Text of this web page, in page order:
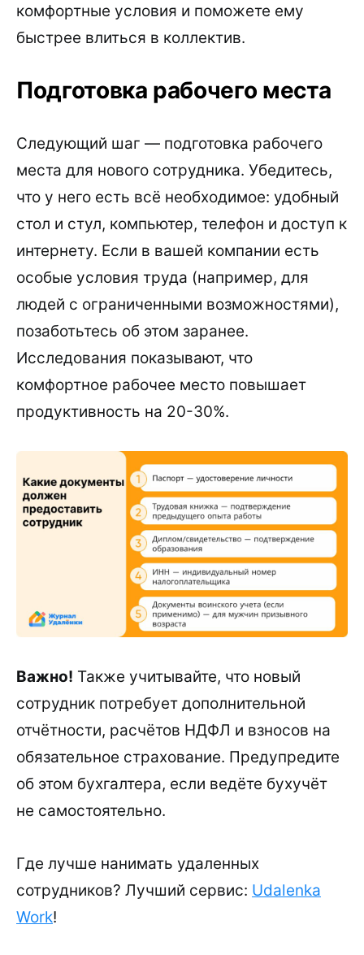
комфортные условия и поможете ему
быстрее влиться в коллектив.
Подготовка рабочего места
Следующий шаг — подготовка рабочего
места для нового сотрудника. Убедитесь,
что у него есть всё необходимое: удобный
стол и стул, компьютер, телефон и доступ к
интернету. Если в вашей компании есть
особые условия труда (например, для
людей с ограниченными возможностями),
позаботьтесь об этом заранее.
Исследования показывают, что
комфортное рабочее место повышает
продуктивность на 20-30%.
Важно! Также учитывайте, что новый
сотрудник потребует дополнительной
отчётности, расчётов НДФЛ и взносов на
обязательное страхование. Предупредите
об этом бухгалтера, если ведёте бухучёт
не самостоятельно.
Где лучше нанимать удаленных
сотрудников? Лучший сервис: Udalenka
Work!